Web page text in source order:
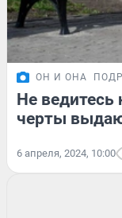
ОН И ОНА
Не ведитесь
черты
6 апреля, 2024, 10:00